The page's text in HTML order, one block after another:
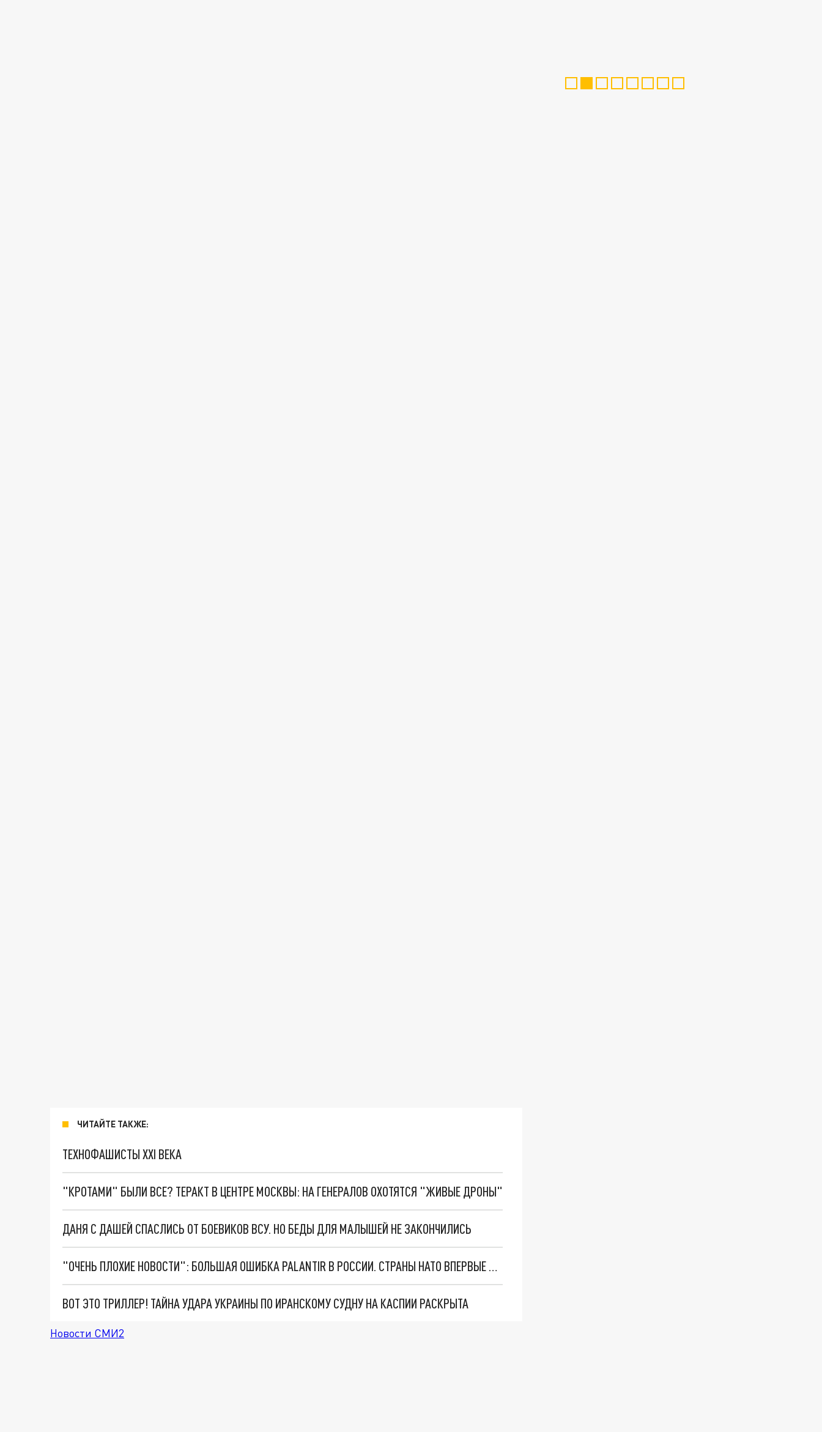
ЧИТАЙТЕ ТАКЖЕ:
ТЕХНОФАШИСТЫ XXI ВЕКА
"КРОТАМИ" БЫЛИ ВСЕ? ТЕРАКТ В ЦЕНТРЕ МОСКВЫ: НА ГЕНЕРАЛОВ ОХОТЯТСЯ "ЖИВЫЕ ДРОНЫ"
ДАНЯ С ДАШЕЙ СПАСЛИСЬ ОТ БОЕВИКОВ ВСУ. НО БЕДЫ ДЛЯ МАЛЫШЕЙ НЕ ЗАКОНЧИЛИСЬ
"ОЧЕНЬ ПЛОХИЕ НОВОСТИ": БОЛЬШАЯ ОШИБКА PALANTIR В РОССИИ. СТРАНЫ НАТО ВПЕРВЫЕ ЗА СВО ОСТАНОВИЛИ ПОСТАВКИ ОРУЖИЯ. ВСУ ТЕРЯЮТ ПРИГРАНИЧЬЕ?
ВОТ ЭТО ТРИЛЛЕР! ТАЙНА УДАРА УКРАИНЫ ПО ИРАНСКОМУ СУДНУ НА КАСПИИ РАСКРЫТА
Новости СМИ2